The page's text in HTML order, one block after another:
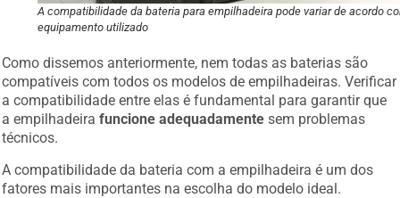
A compatibilidade da bateria para empilhadeira pode variar de acordo
equipamento utilizado
Como dissemos anteriormente, nem todas as baterias são
compatíveis com todos os modelos de empilhadeiras. Verificar
a compatibilidade entre elas é fundamental para garantir que
a empilhadeirafuncione adequadamente sem problemas
técnicos.
A compatibilidade da bateria com a empilhadeira é um dos
fatores mais importantes na escolha do modelo ideal.